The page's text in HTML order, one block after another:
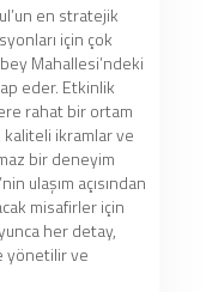
en stratejik
için çok
Mahallesi’ndeki
eder. Etkinlik
rahat bir ortam
ikramlar ve
bir deneyim
ulaşım açısından
misafirler için
her detay,
yönetilir ve